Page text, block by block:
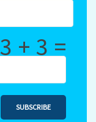
3 + 3 =
SUBSCRIBE